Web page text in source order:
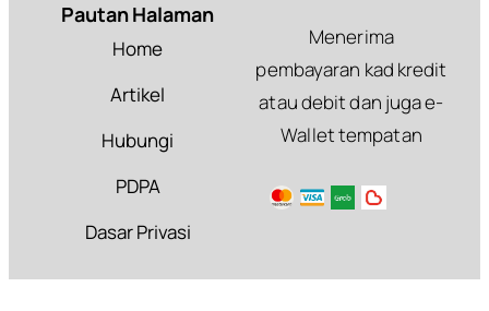
Pautan Halaman
Home
Artikel
Hubungi
PDPA
Dasar Privasi
Menerima
pembayaran kad kredit
atau debit dan juga e-
Wallet tempatan